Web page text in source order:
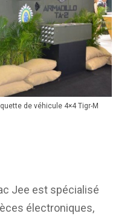
de véhicule 4×4 Tigr-M
Jee est spécialisé
électroniques,